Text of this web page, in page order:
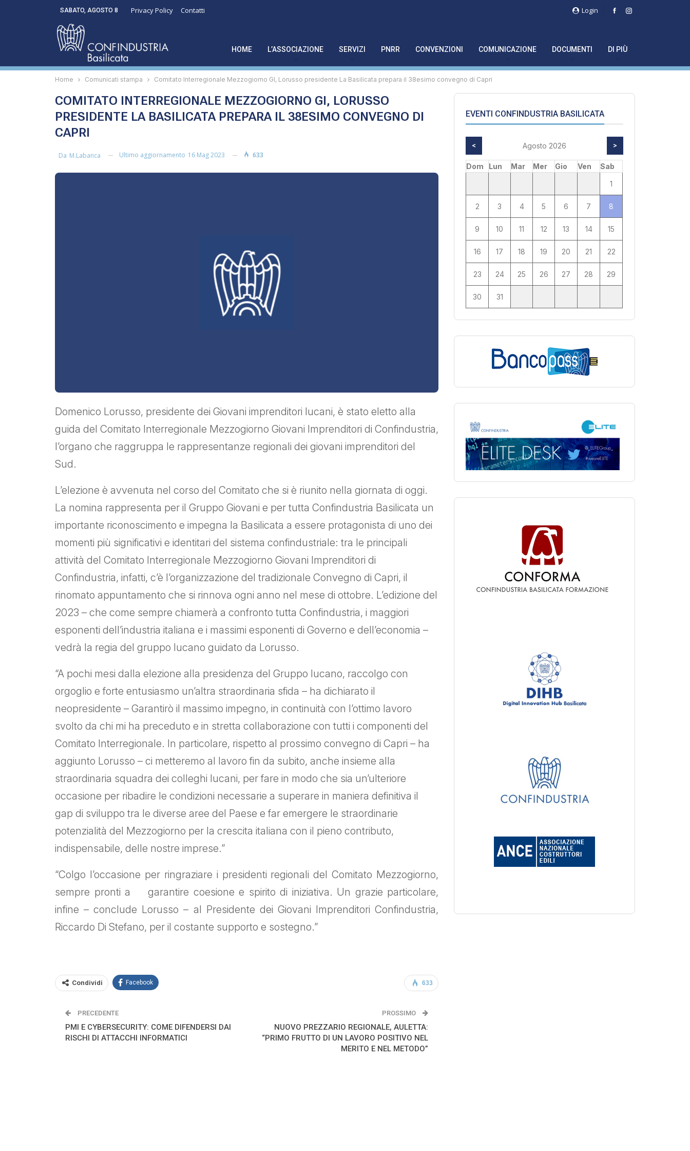
Login
SABATO, AGOSTO 8 Privacy Policy Contatti
HOME L’ASSOCIAZIONE SERVIZI PNRR CONVENZIONI COMUNICAZIONE DOCUMENTI DI PIÙ
Home Comunicati stampa Comitato Interregionale Mezzogiorno GI, Lorusso presidente La Basilicata prepara il 38esimo convegno di Capri
COMITATO INTERREGIONALE MEZZOGIORNO GI, LORUSSO
PRESIDENTE LA BASILICATA PREPARA IL 38ESIMO CONVEGNO DI
CAPRI
Da M.labanca Ultimo aggiornamento 16 Mag 2023 633
Domenico Lorusso, presidente dei Giovani imprenditori lucani, è stato eletto alla
guida del Comitato Interregionale Mezzogiorno Giovani Imprenditori di Confindustria,
l’organo che raggruppa le rappresentanze regionali dei giovani imprenditori del
Sud.
L’elezione è avvenuta nel corso del Comitato che si è riunito nella giornata di oggi.
La nomina rappresenta per il Gruppo Giovani e per tutta Confindustria Basilicata un
importante riconoscimento e impegna la Basilicata a essere protagonista di uno dei
momenti più significativi e identitari del sistema confindustriale: tra le principali
attività del Comitato Interregionale Mezzogiorno Giovani Imprenditori di
Confindustria, infatti, c’è l’organizzazione del tradizionale Convegno di Capri, il
rinomato appuntamento che si rinnova ogni anno nel mese di ottobre. L’edizione del
2023 – che come sempre chiamerà a confronto tutta Confindustria, i maggiori
esponenti dell’industria italiana e i massimi esponenti di Governo e dell’economia –
vedrà la regia del gruppo lucano guidato da Lorusso.
“A pochi mesi dalla elezione alla presidenza del Gruppo lucano, raccolgo con
orgoglio e forte entusiasmo un’altra straordinaria sfida – ha dichiarato il
neopresidente – Garantirò il massimo impegno, in continuità con l’ottimo lavoro
svolto da chi mi ha preceduto e in stretta collaborazione con tutti i componenti del
Comitato Interregionale. In particolare, rispetto al prossimo convegno di Capri – ha
aggiunto Lorusso – ci metteremo al lavoro fin da subito, anche insieme alla
straordinaria squadra dei colleghi lucani, per fare in modo che sia un’ulteriore
occasione per ribadire le condizioni necessarie a superare in maniera definitiva il
gap di sviluppo tra le diverse aree del Paese e far emergere le straordinarie
potenzialità del Mezzogiorno per la crescita italiana con il pieno contributo,
indispensabile, delle nostre imprese.”
“Colgo l’occasione per ringraziare i presidenti regionali del Comitato Mezzogiorno,
sempre pronti a garantire coesione e spirito di iniziativa. Un grazie particolare,
infine – conclude Lorusso – al Presidente dei Giovani Imprenditori Confindustria,
Riccardo Di Stefano, per il costante supporto e sostegno.”
633
Condividi Facebook
PRECEDENTE
PMI E CYBERSECURITY: COME DIFENDERSI DAI
RISCHI DI ATTACCHI INFORMATICI
PROSSIMO
NUOVO PREZZARIO REGIONALE, AULETTA:
“PRIMO FRUTTO DI UN LAVORO POSITIVO NEL
MERITO E NEL METODO”
EVENTI CONFINDUSTRIA BASILICATA
< Agosto 2026 >
Dom Lun Mar Mer Gio Ven
Sab
1
2 3 4 5 6 7 8
9 10 11 12 13 14 15
16 17 18 19 20 21 22
23 24 25 26 27 28 29
30 31